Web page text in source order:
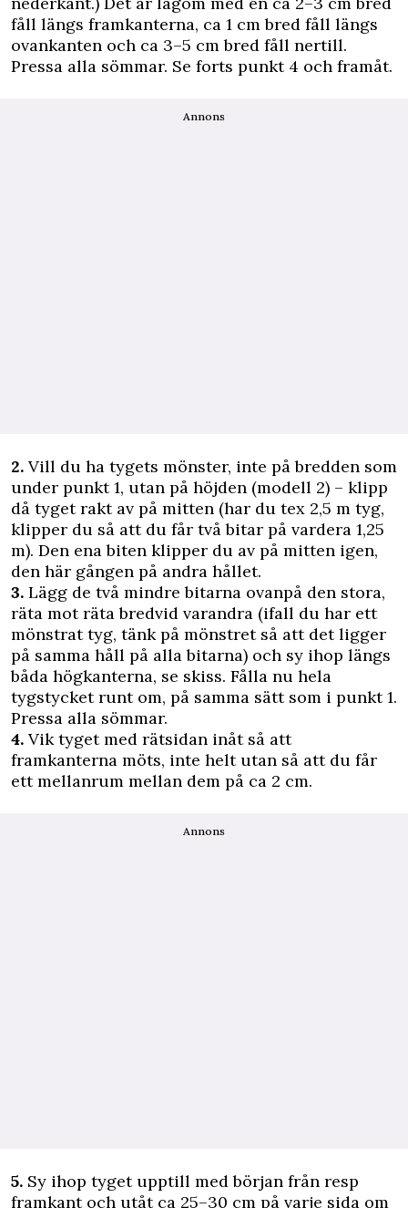
fåll längs framkanterna, ca 1 cm bred fåll längs
ovankanten och ca 3–5 cm bred fåll nertill.
Pressa alla sömmar. Se forts punkt 4 och framåt.
Annons
2. Vill du ha tygets mönster, inte på bredden som
under punkt 1, utan på höjden (modell 2) – klipp
då tyget rakt av på mitten (har du tex 2,5 m tyg,
klipper du så att du får två bitar på vardera 1,25
m). Den ena biten klipper du av på mitten igen,
den här gången på andra hållet.
3. Lägg de två mindre bitarna ovanpå den stora,
räta mot räta bredvid varandra (ifall du har ett
mönstrat tyg, tänk på mönstret så att det ligger
på samma håll på alla bitarna) och sy ihop längs
båda högkanterna, se skiss. Fålla nu hela
tygstycket runt om, på samma sätt som i punkt 1.
Pressa alla sömmar.
4. Vik tyget med rätsidan inåt så att
framkanterna möts, inte helt utan så att du får
ett mellanrum mellan dem på ca 2 cm.
Annons
5. Sy ihop tyget upptill med början från resp
framkant och utåt ca 25–30 cm på varje sida om